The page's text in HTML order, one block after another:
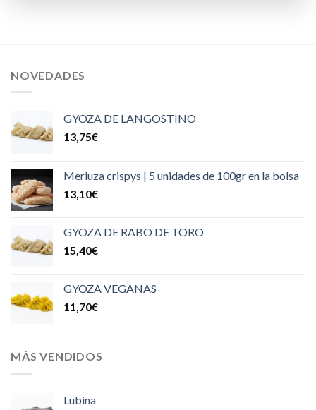
NOVEDADES
GYOZA DE LANGOSTINO
13,75€
Merluza crispys | 5 unidades de 100gr en la bolsa
13,10€
GYOZA DE RABO DE TORO
15,40€
GYOZA VEGANAS
11,70€
MÁS VENDIDOS
Lubina